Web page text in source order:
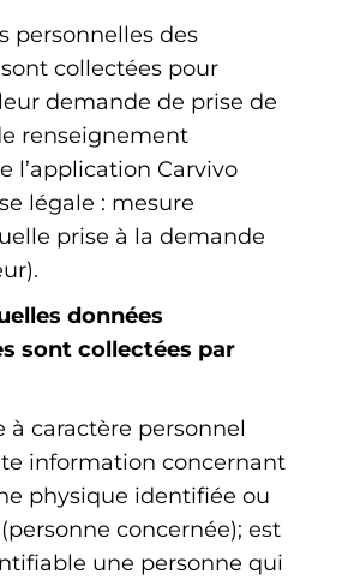
personnelles des
collectées pour
demande de prise de
renseignement
l’application Carvivo
légale : mesure
prise à la demande
données
sont collectées par
à caractère personnel
information concernant
physique identifiée ou
concernée); est
une personne qui